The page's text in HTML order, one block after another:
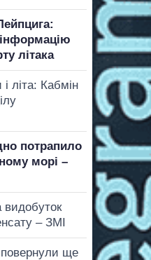
літака
літа: Кабмін
потрапило
морі –
видобуток
– ЗМІ
повернули ще